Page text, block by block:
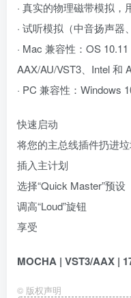
· 真实的物理磁带模拟，
· 试听模拟（中音扬声器
· Mac 兼容性：OS
AAX/AU/VST3、Intel 和
· PC 兼容性：Windows
快速启动
将您的主总线插件扔进
插入主计划
选择“Quick Master”预设
调高“Loud”旋钮
享受
MOCHA | VST3/AAX |
© 版权声明